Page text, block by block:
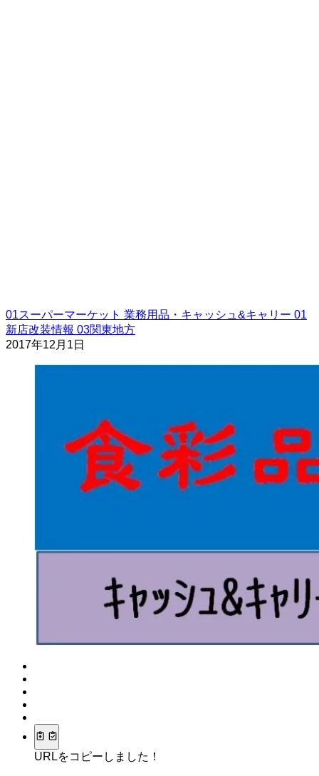
01スーパーマーケット 業務用品・キャッシュ&キャリー 01
新店改装情報 03関東地方
2017年12月1日
URLをコピーしました！